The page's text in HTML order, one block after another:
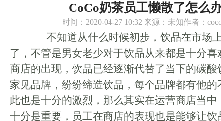
CoCo奶茶员工懒散了怎么
时间：2020-04-27 10:32 来源：未知作者：
不知道从什么时候初步，饮品在市场
了，不管是男女老少对于饮品从来都是十分
商店的出现，饮品已经逐渐代替了当下的碳酸
家见品牌，纷纷缔造饮品，每个品牌都有他
此也是十分的激烈，那么其实在运营商店当
十分是重要，员工在商店的表现也是能够让饮